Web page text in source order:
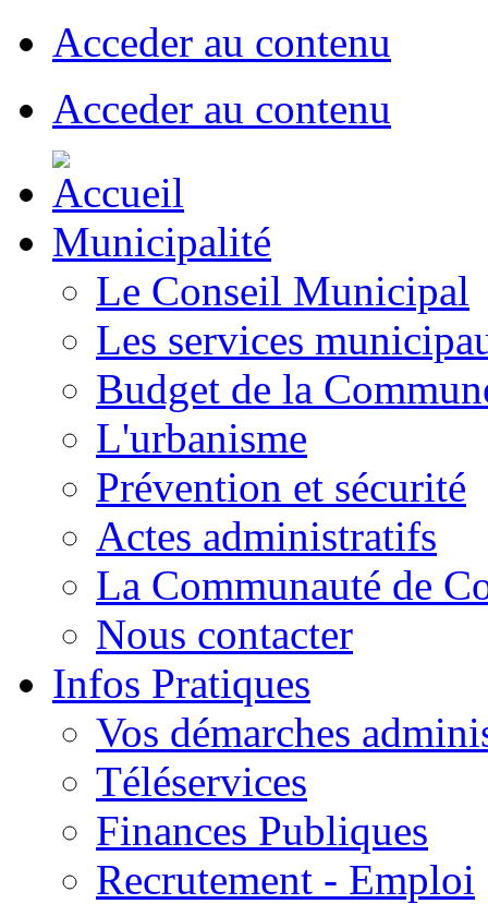
Acceder au contenu
Acceder au contenu
Municipalité
Le Conseil Municipal
Les services
Budget de la
L'urbanisme
Prévention et sécurité
Actes administratifs
La Communauté de
Nous contacter
Infos Pratiques
Vos démarches
Téléservices
Finances Publiques
Recrutement - Emploi